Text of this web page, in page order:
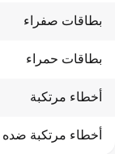
بطاقات صفراء
بطاقات حمراء
أخطاء مرتكبة
أخطاء مرتكبة ضده